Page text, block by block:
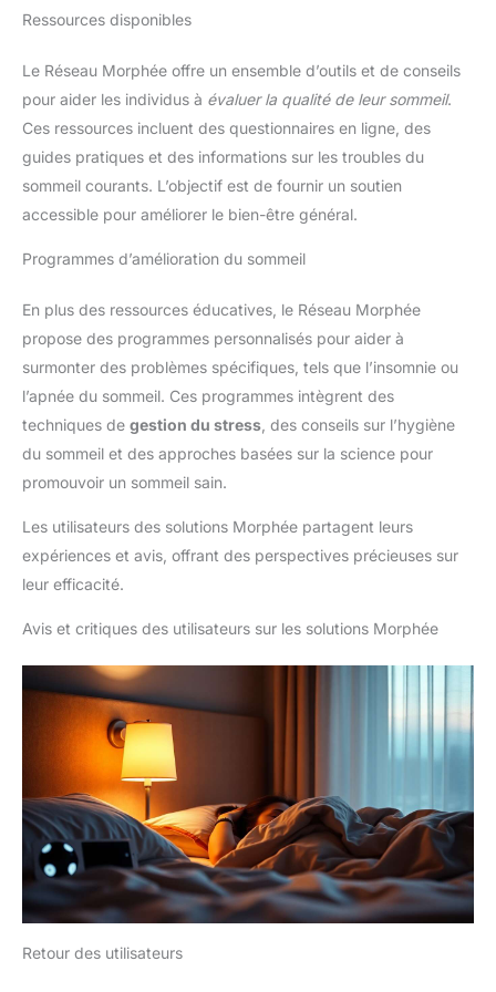
qualitative pour votre santé et
bien-être au quotidien
Ressources disponibles
Le Réseau Morphée offre un ensemble d’outils et de conseils
pour aider les individus à évaluer la qualité de leur sommeil.
Ces ressources incluent des questionnaires en ligne, des
guides pratiques et des informations sur les troubles du
sommeil courants. L’objectif est de fournir un soutien
accessible pour améliorer le bien-être général.
Programmes d’amélioration du sommeil
En plus des ressources éducatives, le Réseau Morphée
propose des programmes personnalisés pour aider à
surmonter des problèmes spécifiques, tels que l’insomnie ou
l’apnée du sommeil. Ces programmes intègrent des
techniques de gestion du stress , des conseils sur l’hygiène
du sommeil et des approches basées sur la science pour
promouvoir un sommeil sain.
Les utilisateurs des solutions Morphée partagent leurs
expériences et avis, offrant des perspectives précieuses sur
leur efficacité.
Avis et critiques des utilisateurs sur les solutions Morphée
Retour des utilisateurs